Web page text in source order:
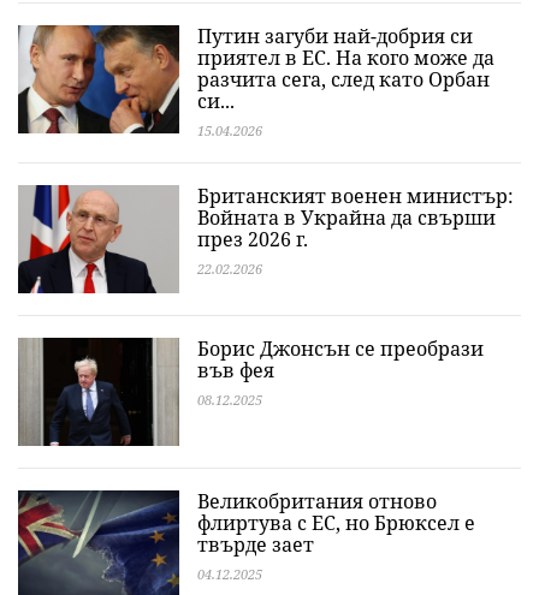
Путин загуби най-добрия си
приятел в ЕС. На кого може да
разчита сега, след като Орбан
си...
15.04.2026
Британският военен министър:
Войната в Украйна да свърши
през 2026 г.
22.02.2026
Борис Джонсън се преобрази
във фея
08.12.2025
Великобритания отново
флиртува с ЕС, но Брюксел е
твърде зает
04.12.2025